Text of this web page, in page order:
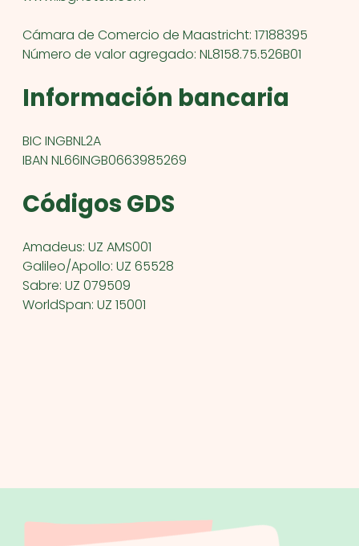
Cámara de Comercio de Maastricht: 17188395
Número de valor agregado: NL8158.75.526B01
Información bancaria
BIC INGBNL2A
IBAN NL66INGB0663985269
Códigos GDS
Amadeus: UZ AMS001
Galileo/Apollo: UZ 65528
Sabre: UZ 079509
WorldSpan: UZ 15001